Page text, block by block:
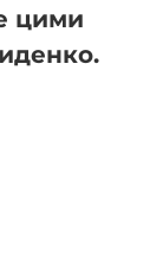
цими